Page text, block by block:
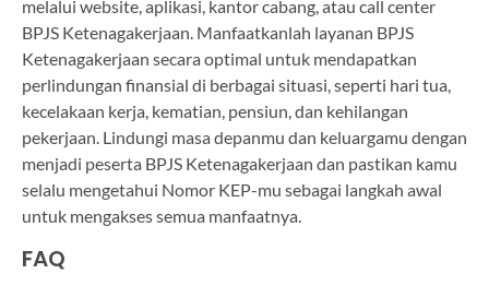
melalui website, aplikasi, kantor cabang, atau call center
BPJS Ketenagakerjaan. Manfaatkanlah layanan BPJS
Ketenagakerjaan secara optimal untuk mendapatkan
perlindungan finansial di berbagai situasi, seperti hari tua,
kecelakaan kerja, kematian, pensiun, dan kehilangan
pekerjaan. Lindungi masa depanmu dan keluargamu dengan
menjadi peserta BPJS Ketenagakerjaan dan pastikan kamu
selalu mengetahui Nomor KEP-mu sebagai langkah awal
untuk mengakses semua manfaatnya.
FAQ